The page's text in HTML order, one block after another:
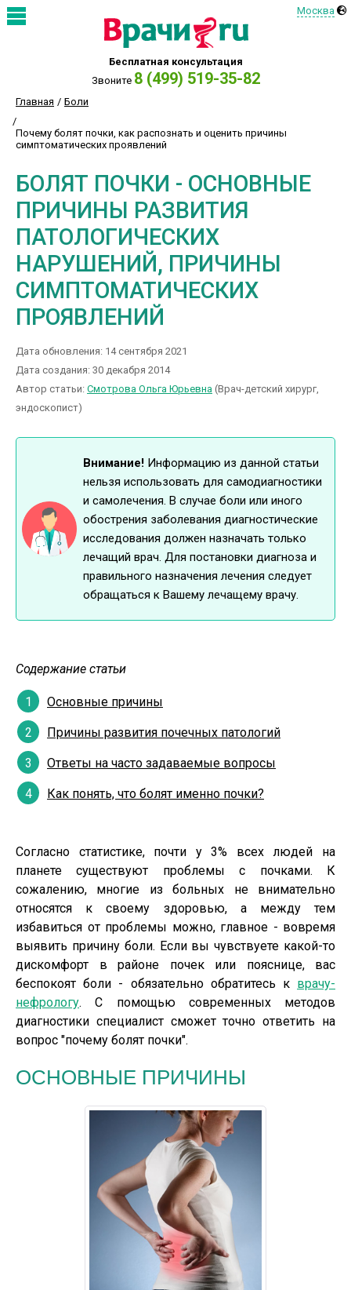
Бесплатная консультация
Звоните 8 (499) 519-35-82
Москва
Главная Боли
Почему болят почки, как распознать и оценить причины
симптоматических проявлений
БОЛЯТ ПОЧКИ - ОСНОВНЫЕ
ПРИЧИНЫ РАЗВИТИЯ
ПАТОЛОГИЧЕСКИХ
НАРУШЕНИЙ, ПРИЧИНЫ
СИМПТОМАТИЧЕСКИХ
ПРОЯВЛЕНИЙ
Дата обновления: 14 сентября 2021
Дата создания: 30 декабря 2014
Автор статьи: Смотрова Ольга Юрьевна (Врач-детский хирург,
эндоскопист)
Внимание! Информацию из данной статьи
нельзя использовать для самодиагностики
и самолечения. В случае боли или иного
обострения заболевания диагностические
исследования должен назначать только
лечащий врач. Для постановки диагноза и
правильного назначения лечения следует
обращаться к Вашему лечащему врачу.
Содержание статьи
Основные причины
Причины развития почечных патологий
Ответы на часто задаваемые вопросы
Как понять, что болят именно почки?
Согласно статистике, почти у 3% всех людей на
планете существуют проблемы с почками. К
сожалению, многие из больных не внимательно
относятся к своему здоровью, а между тем
избавиться от проблемы можно, главное - вовремя
выявить причину боли. Если вы чувствуете какой-то
дискомфорт в районе почек или пояснице, вас
беспокоят боли - обязательно обратитесь к врачу-
нефрологу. С помощью современных методов
диагностики специалист сможет точно ответить на
вопрос "почему болят почки".
ОСНОВНЫЕ ПРИЧИНЫ